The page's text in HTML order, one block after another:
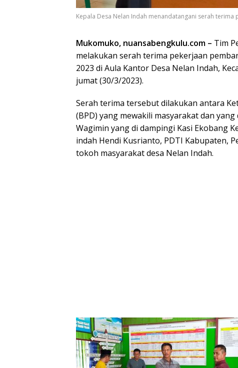
Kepala Desa Nelan Indah menandatangani serah
Mukomuko, nuansabengkulu.com – Tim
melakukan serah terima pekerjaan
2023 di Aula Kantor Desa Nelan Indah,
jumat (30/3/2023).
Serah terima tersebut dilakukan antara
(BPD) yang mewakili masyarakat dan
Wagimin yang di dampingi Kasi Ekobang
indah Hendi Kusrianto, PDTI Kabupaten,
tokoh masyarakat desa Nelan Indah.